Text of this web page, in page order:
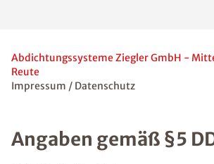
Abdichtungssysteme Ziegler GmbH -
Reute
Impressum / Datenschutz
Angaben gemäß §5